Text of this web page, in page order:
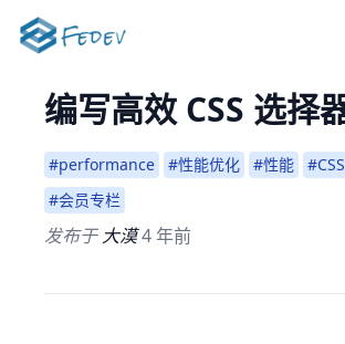
编写高效 CSS 选择
#performance #性能优化 #性能
#会员专栏
发布于大漠4 年前